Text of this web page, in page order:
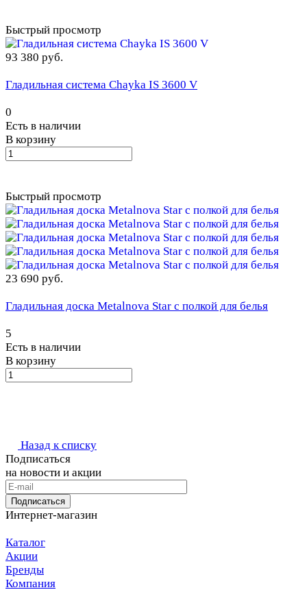
Быстрый просмотр
93 380 руб.
Гладильная система Chayka IS 3600 V
0
Есть в наличии
В корзину
Быстрый просмотр
23 690 руб.
Гладильная доска Metalnova Star с полкой для белья
5
Есть в наличии
В корзину
Назад к списку
Подписаться
на новости и акции
Подписаться
Интернет-магазин
Каталог
Акции
Бренды
Компания